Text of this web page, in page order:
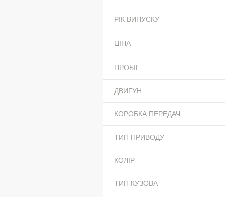
РІК ВИПУСКУ
ЦІНА
ПРОБІГ
ДВИГУН
КОРОБКА ПЕРЕДАЧ
ТИП ПРИВОДУ
КОЛІР
ТИП КУЗОВА